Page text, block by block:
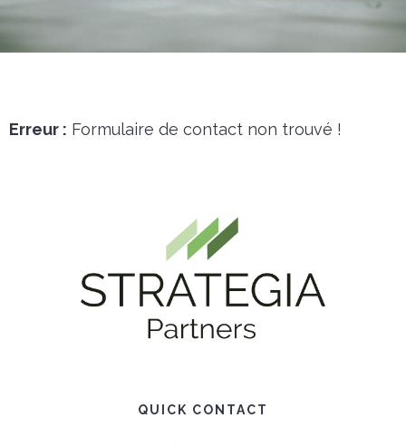
Erreur : Formulaire de contact non trouvé !
QUICK CONTACT